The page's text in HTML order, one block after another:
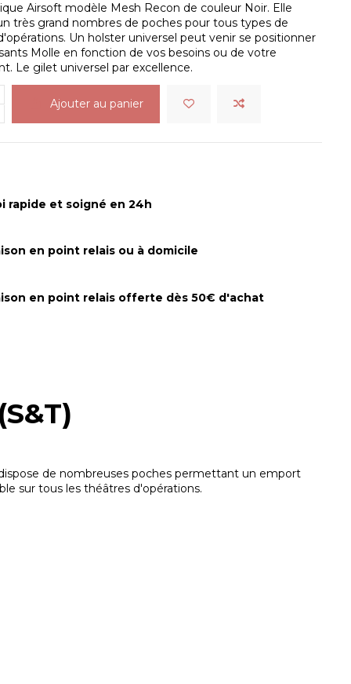
Airsoft modèle Mesh Recon de couleur Noir. Elle
très grand nombres de poches pour tous types de
Un holster universel peut venir se positionner
Molle en fonction de vos besoins ou de votre
Le gilet universel par excellence.
Ajouter au panier
rapide et soigné en 24h
en point relais ou à domicile
en point relais offerte dès 50€ d'achat
de nombreuses poches permettant un emport
sur tous les théâtres d'opérations.